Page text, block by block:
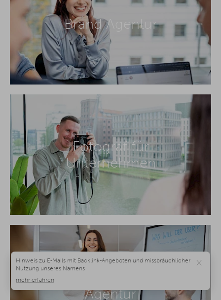
Brand Agentur
Fotograf für
Unternehmen
Agentur
×